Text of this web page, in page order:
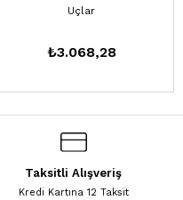
Uçlar
₺3.068,28
Taksitli Alışveriş
Kredi Kartına 12 Taksit